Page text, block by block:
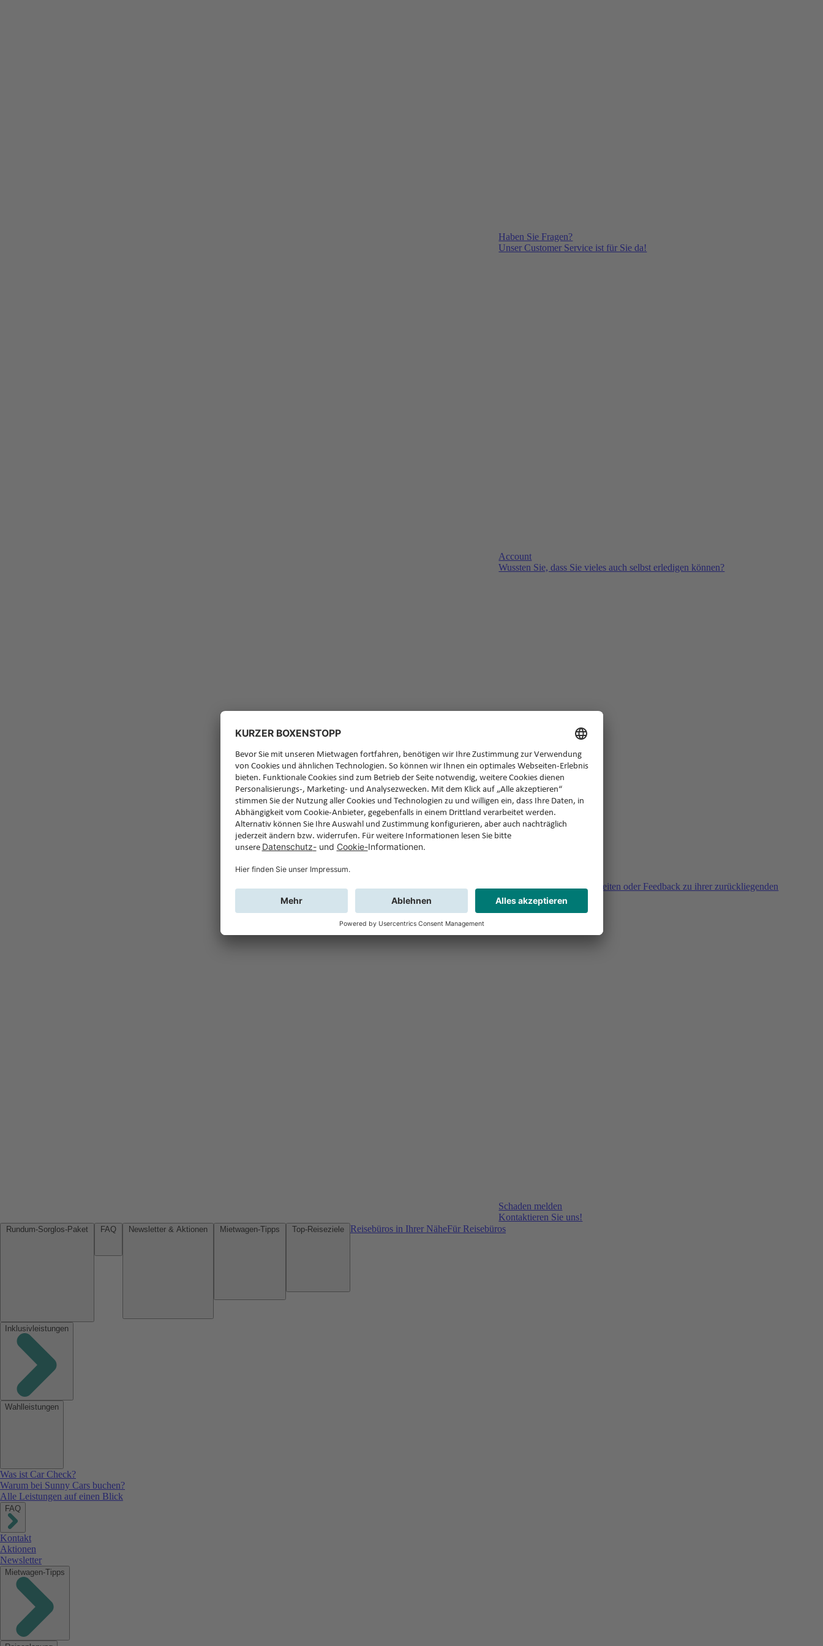
Haben Sie Fragen?
Unser Customer Service ist für Sie da!
Account
Wussten Sie, dass Sie vieles auch selbst erledigen können?
Sie haben Fragen, Unklarheiten oder Feedback zu ihrer zurückliegenden
Buchung?
Schaden melden
Kontaktieren Sie uns!
Reisebüros in Ihrer NäheFür Reisebüros
Inklusivleistungen
Wahlleistungen
Was ist Car Check?
Warum bei Sunny Cars buchen?
Alle Leistungen auf einen Blick
FAQ
Kontakt
Aktionen
Newsletter
Mietwagen-Tipps